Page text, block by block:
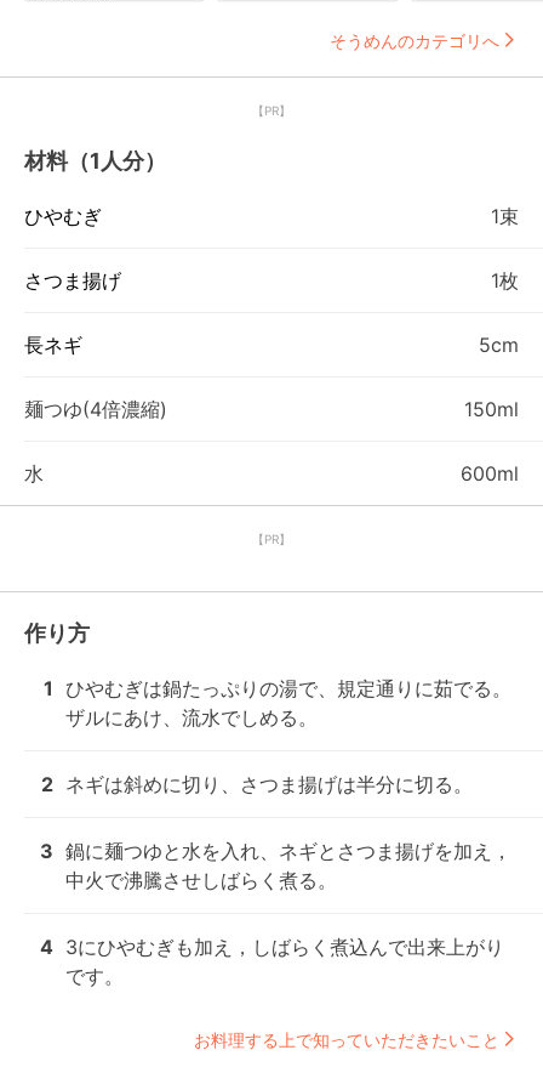
そうめんのカテゴリへ
【PR】
材料（1人分）
ひやむぎ 1束
さつま揚げ 1枚
長ネギ 5cm
麺つゆ(4倍濃縮) 150ml
水 600ml
【PR】
作り方
1
ひやむぎは鍋たっぷりの湯で、規定通りに茹でる。
ザルにあけ、流水でしめる。
2 ネギは斜めに切り、さつま揚げは半分に切る。
3 鍋に麺つゆと水を入れ、ネギとさつま揚げを加え，
中火で沸騰させしばらく煮る。
4 3にひやむぎも加え，しばらく煮込んで出来上がり
です。
お料理する上で知っていただきたいこと